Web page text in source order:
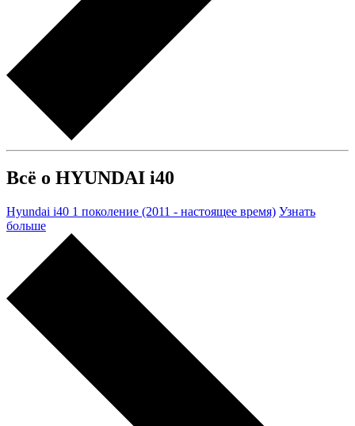
Всё о HYUNDAI i40
Hyundai i40 1 поколение (2011 - настоящее время) Узнать
больше